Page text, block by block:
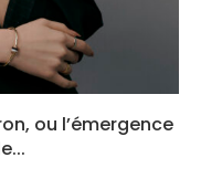
ou l’émergence